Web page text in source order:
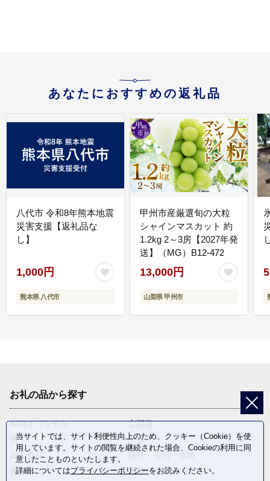
あなたにおすすめの返礼品
八代市 令和8年熊本地震
災害支援【返礼品な
し】
1,000円
熊本県 八代市
甲州市産厳選旬の大粒
シャインマスカット 約
1.2kg 2～3房【2027年発
送】（MG）B12-472
13,000円
山梨県 甲州市
お礼の品から探す
ANAオリジナル
定期便
酒
肉類
加工食品
魚介類
麺類
当サイトでは、サイト利便性向上のため、クッキー（Cookie）を使
用しています。サイトの閲覧を継続された場合、Cookieの利用に同
意したことものといたします。
詳細についてはプライバシーポリシーをお読みください。